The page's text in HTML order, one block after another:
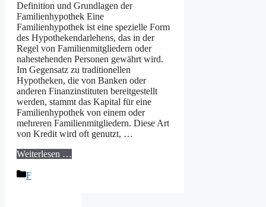
Definition und Grundlagen der
Familienhypothek Eine
Familienhypothek ist eine spezielle Form
des Hypothekendarlehens, das in der
Regel von Familienmitgliedern oder
nahestehenden Personen gewährt wird.
Im Gegensatz zu traditionellen
Hypotheken, die von Banken oder
anderen Finanzinstituten bereitgestellt
werden, stammt das Kapital für eine
Familienhypothek von einem oder
mehreren Familienmitgliedern. Diese Art
von Kredit wird oft genutzt, …
Weiterlesen …
Kategorien
F